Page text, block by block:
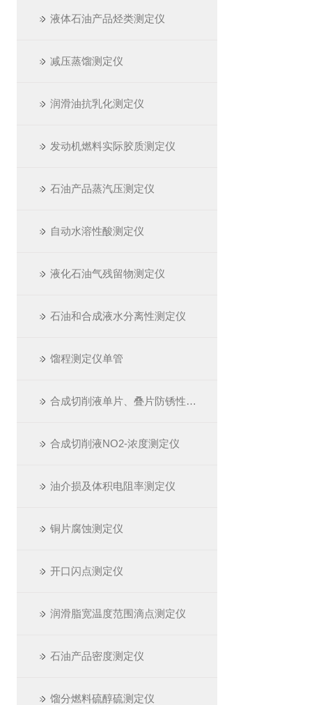
液体石油产品烃类测定仪
减压蒸馏测定仪
润滑油抗乳化测定仪
发动机燃料实际胶质测定仪
石油产品蒸汽压测定仪
自动水溶性酸测定仪
液化石油气残留物测定仪
石油和合成液水分离性测定仪
馏程测定仪单管
合成切削液单片、叠片防锈性测定仪
合成切削液NO2-浓度测定仪
油介损及体积电阻率测定仪
铜片腐蚀测定仪
开口闪点测定仪
润滑脂宽温度范围滴点测定仪
石油产品密度测定仪
馏分燃料硫醇硫测定仪